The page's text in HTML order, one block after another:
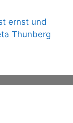
ernst und
Thunberg